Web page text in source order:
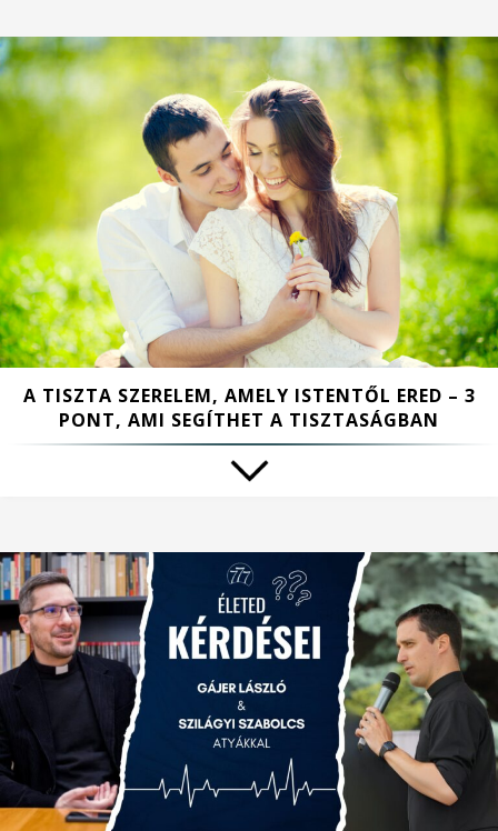
A TISZTA SZERELEM, AMELY ISTENTŐL ERED – 3
PONT, AMI SEGÍTHET A TISZTASÁGBAN